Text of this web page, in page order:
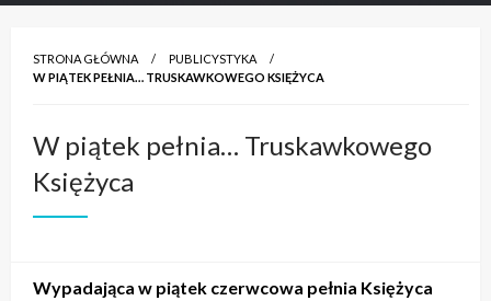
STRONA GŁÓWNA
PUBLICYSTYKA
W PIĄTEK PEŁNIA… TRUSKAWKOWEGO KSIĘŻYCA
W piątek pełnia… Truskawkowego
Księżyca
Wypadająca w piątek czerwcowa pełnia Księżyca